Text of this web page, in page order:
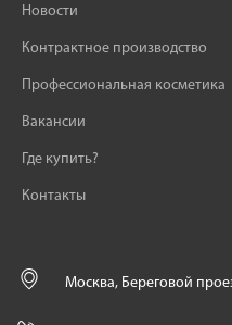
Новости
Контрактное производство
Профессиональная косметика
Вакансии
Где купить?
Контакты
Москва, Береговой